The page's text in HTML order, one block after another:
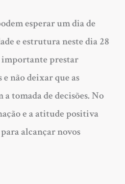
esperar um dia de
e estrutura neste dia 28
importante prestar
e não deixar que as
tomada de decisões. No
e a atitude positiva
alcançar novos